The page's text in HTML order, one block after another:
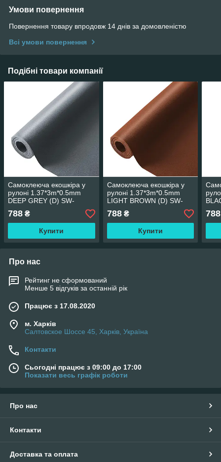
Умови повернення
Повернення товару впродовж 14 днів за домовленістю
Всі умови повернення
Подібні товари компанії
Самоклеюча екошкіра у
рулоні 1.37*3m*0.5mm
DEEP GREY (D) SW-
00001340
788 ₴
Купити
Самоклеюча екошкіра у
рулоні 1.37*3m*0.5mm
LIGHT BROWN (D) SW-
00001412
788₴
Купити
788
Про нас
Рейтинг не сформований
Менше 5 відгуків за останній рік
Працює з 17.08.2020
м. Харків
Салтовское Шоссе 45, Харків, Україна
Контакти
Сьогодні працює з 09:00 до 17:00
Показати весь графік роботи
Про нас
Контакти
Доставка та оплата